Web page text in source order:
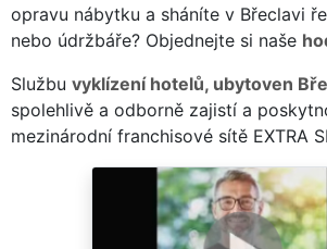
opravu nábytku a sháníte v Břeclavi
nebo údržbáře? Objednejte si naše
Službu vyklízení hotelů, ubytoven
spolehlivě a odborně zajistí a
mezinárodní franchisové sítě EXTRA